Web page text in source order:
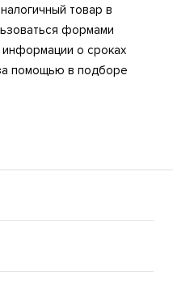
товар в
формами
о сроках
помощью в подборе